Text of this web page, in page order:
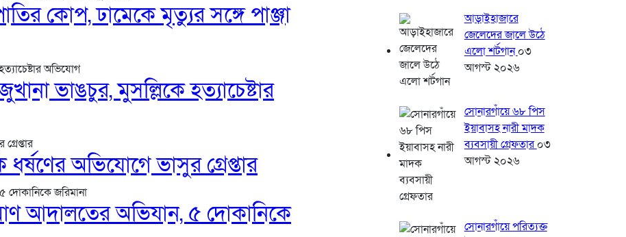
কোপ, ঢামেকে মৃত্যুর সঙ্গে পাঞ্জা
ভাঙচুর, মুসল্লিকে হত্যাচেষ্টার
ধর্ষণের অভিযোগে ভাসুর গ্রেপ্তার
আদালতের অভিযান, ৫ দোকানিকে
আড়াইহাজারে
জেলেদের জালে উঠে
এলো শর্টগান০৩
আগস্ট ২০২৬
সোনারগাঁয়ে ৬৮ পিস
ইয়াবাসহ নারী মাদক
ব্যবসায়ী গ্রেফতার০৩
আগস্ট ২০২৬
সোনারগাঁয়ে পরিত্যক্ত